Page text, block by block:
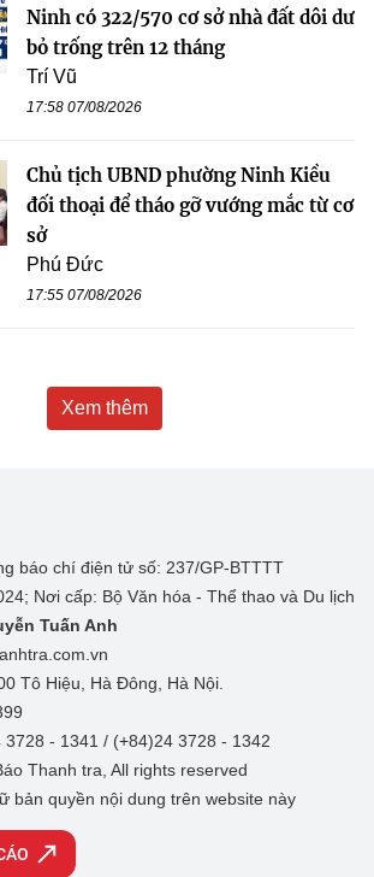
Ninh có 322/570 cơ sở nhà đất dôi dư
bỏ trống trên 12 tháng
Trí Vũ
17:58 07/08/2026
Chủ tịch UBND phường Ninh Kiều
đối thoại để tháo gỡ vướng mắc từ cơ
sở
Phú Đức
17:55 07/08/2026
Xem thêm
báo chí điện tử số: 237/GP-BTTTT
Nơi cấp: Bộ Văn hóa - Thể thao và Du lịch
Tuấn Anh
Tô Hiệu, Hà Đông, Hà Nội.
- 1341 / (+84)24 3728 - 1342
Thanh tra, All rights reserved
bản quyền nội dung trên website này